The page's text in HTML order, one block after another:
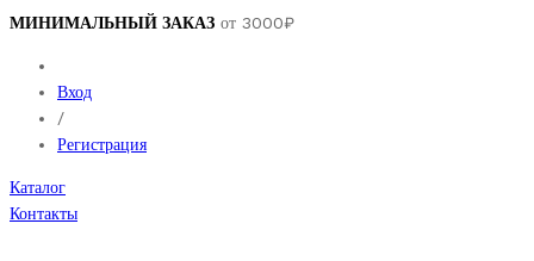
МИНИМАЛЬНЫЙ ЗАКАЗ от 3000₽
Вход
/
Регистрация
Каталог
Контакты